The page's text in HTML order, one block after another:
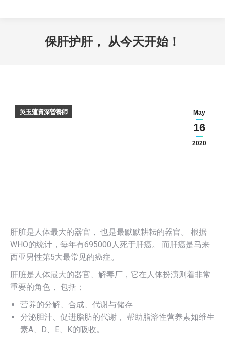
保肝护肝， 从今天开始！
May
16
2020
吳玉蓮資深營養師
肝脏是人体最大的器官， 也是最默默耕耘的器官。 根据
WHO的统计，每年有695000人死于肝癌。 而肝癌是马来
西亚男性第5大最常见的癌症。
肝脏是人体最大的器官、解毒厂，它在人体扮演则着非常
重要的角色， 包括；
营养的分解、合成、代谢与储存
分泌胆汁、促进脂肪的代谢， 帮助脂溶性营养素如维生
素A、D、E、K的吸收。